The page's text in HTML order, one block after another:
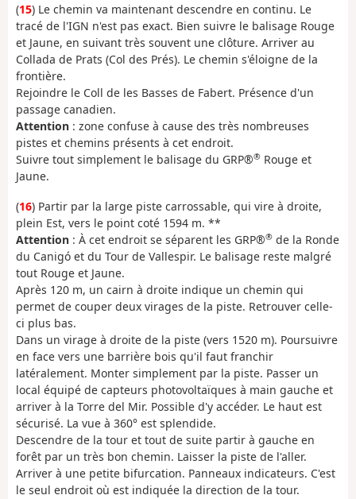
(15) Le chemin va maintenant descendre en continu. Le
tracé de l'IGN n'est pas exact. Bien suivre le balisage Rouge
et Jaune, en suivant très souvent une clôture. Arriver au
Collada de Prats (Col des Prés). Le chemin s'éloigne de la
frontière.
Rejoindre le Coll de les Basses de Fabert. Présence d'un
passage canadien.
Attention : zone confuse à cause des très nombreuses
pistes et chemins présents à cet endroit.
Suivre tout simplement le balisage du GRP®® Rouge et
Jaune.
(16) Partir par la large piste carrossable, qui vire à droite,
plein Est, vers le point coté 1594 m. **
Attention : À cet endroit se séparent les GRP®® de la Ronde
du Canigó et du Tour de Vallespir. Le balisage reste malgré
tout Rouge et Jaune.
Après 120 m, un cairn à droite indique un chemin qui
permet de couper deux virages de la piste. Retrouver celle-
ci plus bas.
Dans un virage à droite de la piste (vers 1520 m). Poursuivre
en face vers une barrière bois qu'il faut franchir
latéralement. Monter simplement par la piste. Passer un
local équipé de capteurs photovoltaïques à main gauche et
arriver à la Torre del Mir. Possible d'y accéder. Le haut est
sécurisé. La vue à 360° est splendide.
Descendre de la tour et tout de suite partir à gauche en
forêt par un très bon chemin. Laisser la piste de l'aller.
Arriver à une petite bifurcation. Panneaux indicateurs. C'est
le seul endroit où est indiquée la direction de la tour.